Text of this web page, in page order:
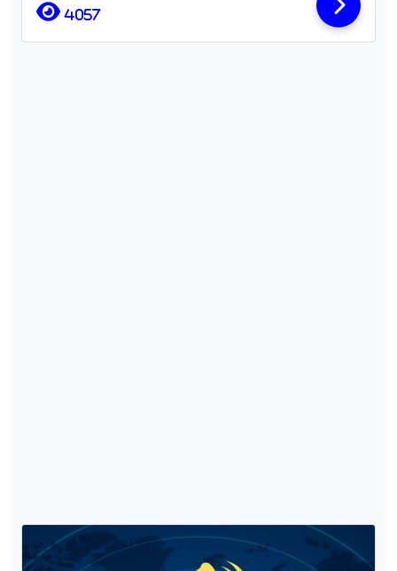
2025 yılına ait Tüik Hayvancılık Verileri